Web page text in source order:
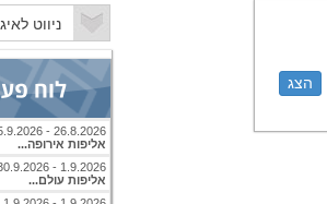
הצג
26.8.2026 - 5.9.2026
אליפות אירופה...
1.9.2026 - 30.9.2026
אליפות עולם...